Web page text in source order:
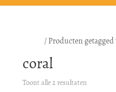
/ Producten getagged
coral
Toont alle 2 resultaten